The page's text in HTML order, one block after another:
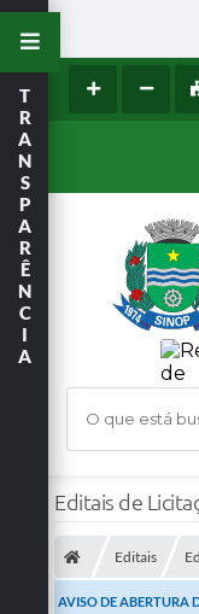
O que está
T
R
A
N
S
P
A
R
Ê
N
C
I
A
Editais de
Editais
AVISO DE ABERTURA